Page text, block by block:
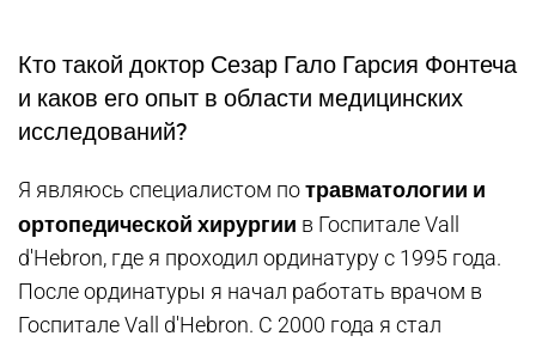
Кто такой доктор Сезар Гало Гарсия Фонтеча
и каков его опыт в области медицинских
исследований?
Я являюсь специалистом потравматологии и
ортопедической хирургии в Госпитале Vall
d'Hebron, где я проходил ординатуру с 1995 года.
После ординатуры я начал работать врачом в
Госпитале Vall d'Hebron. С 2000 года я стал